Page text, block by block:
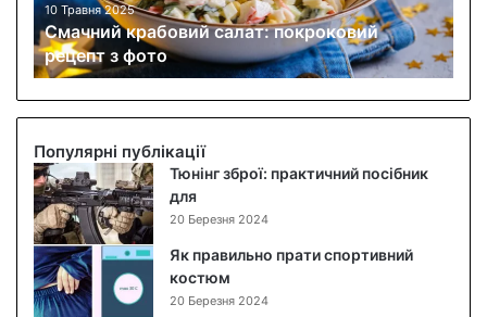
к
р
а
б
о
в
и
й
с
а
л
а
т
:
10 Травня 2025
Смачний крабовий салат: покроковий
рецепт з фото
Популярні публікації
Тюнінг зброї: практичний посібник
для
20 Березня 2024
Як правильно прати спортивний
костюм
20 Березня 2024